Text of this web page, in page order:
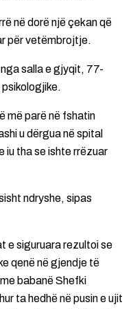
në dorë një çekan që
për vetëmbrojtje.
salla e gjyqit, 77-
më parë në fshatin
u dërgua në spital
iu tha se ishte rrëzuar
ndryshe, sipas
e siguruara rezultoi se
qenë në gjendje të
babanë Shefki
ta hedhë në pusin e ujit